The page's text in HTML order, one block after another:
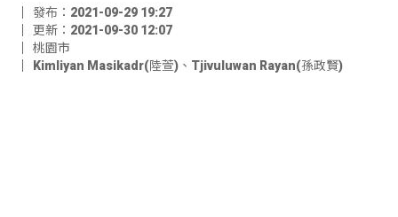
發布：2021-09-29 19:27
更新：2021-09-30 12:07
桃園市
Kimliyan Masikadr(陸萱) 、 Tjivuluwan Rayan(孫政賢)